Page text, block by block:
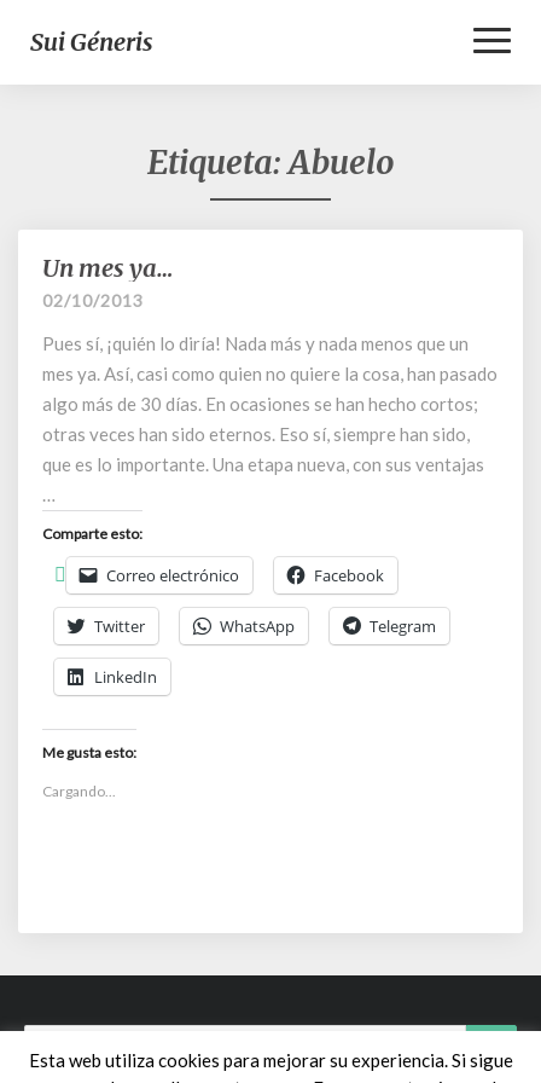
Sui Géneris
Etiqueta:Abuelo
Un
mes
Un mes ya…
02/10/2013
Pues sí, ¡quién lo diría! Nada más y nada menos que un
mes ya. Así, casi como quien no quiere la cosa, han pasado
algo más de 30 días. En ocasiones se han hecho cortos;
otras veces han sido eternos. Eso sí, siempre han sido,
que es lo importante. Una etapa nueva, con sus ventajas
…
Comparte esto:
Correo electrónico Facebook
Twitter WhatsApp Telegram
LinkedIn
Me gusta esto:
Cargando...
Search
for:
Esta web utiliza cookies para mejorar su experiencia. Si sigue